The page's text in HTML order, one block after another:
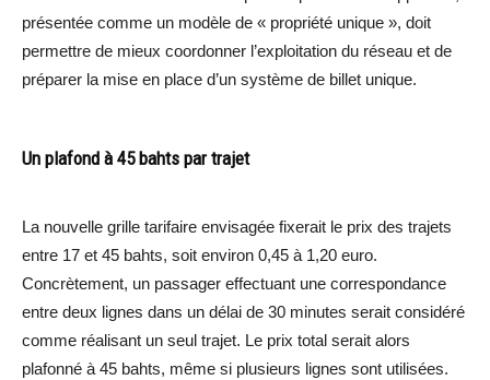
présentée comme un modèle de « propriété unique », doit
permettre de mieux coordonner l’exploitation du réseau et de
préparer la mise en place d’un système de billet unique.
Un plafond à 45 bahts par trajet
La nouvelle grille tarifaire envisagée fixerait le prix des trajets
entre 17 et 45 bahts, soit environ 0,45 à 1,20 euro.
Concrètement, un passager effectuant une correspondance
entre deux lignes dans un délai de 30 minutes serait considéré
comme réalisant un seul trajet. Le prix total serait alors
plafonné à 45 bahts, même si plusieurs lignes sont utilisées.